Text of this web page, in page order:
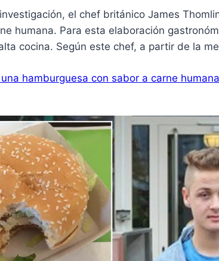
el chef británico James
humana. Para esta elaboración
cocina. Según este chef, a partir de la
hamburguesa con sabor a carne humana